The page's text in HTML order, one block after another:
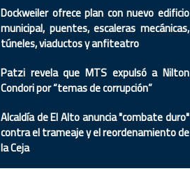
Dockweiler ofrece plan con nuevo edificio
municipal, puentes, escaleras mecánicas,
túneles, viaductos y anfiteatro
Patzi revela que MTS expulsó a Nilton
Condori por “temas de corrupción”
Alcaldía de El Alto anuncia "combate duro"
contra el trameaje y el reordenamiento de
la Ceja